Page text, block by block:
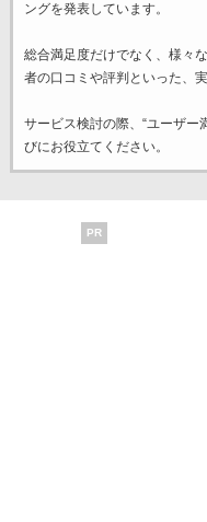
ングを発表しています。
総合満足度だけでなく、様々
者の口コミや評判といった、
サービス検討の際、“ユーザー
びにお役立てください。
PR